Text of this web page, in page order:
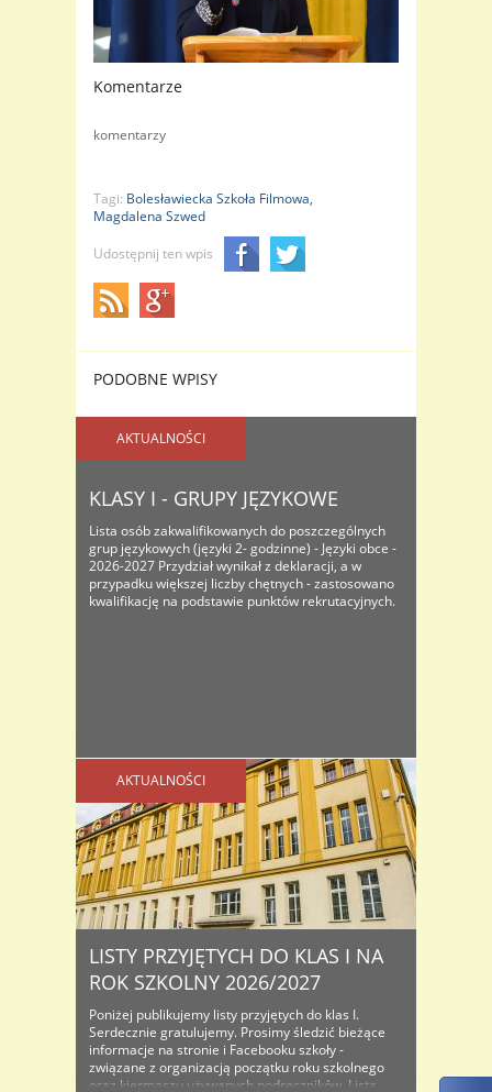
Komentarze
komentarzy
Tagi: Bolesławiecka Szkoła Filmowa,
Magdalena Szwed
Udostępnij ten wpis
PODOBNE WPISY
AKTUALNOŚCI
KLASY I - GRUPY JĘZYKOWE
Lista osób zakwalifikowanych do poszczególnych
grup językowych (języki 2- godzinne) - Języki obce -
2026-2027 Przydział wynikał z deklaracji, a w
przypadku większej liczby chętnych - zastosowano
kwalifikację na podstawie punktów rekrutacyjnych.
AKTUALNOŚCI
LISTY PRZYJĘTYCH DO KLAS I NA
ROK SZKOLNY 2026/2027
Poniżej publikujemy listy przyjętych do klas I.
Serdecznie gratulujemy. Prosimy śledzić bieżące
informacje na stronie i Facebooku szkoły -
związane z organizacją początku roku szkolnego
oraz kiermaszu używanych podręczników. Lista